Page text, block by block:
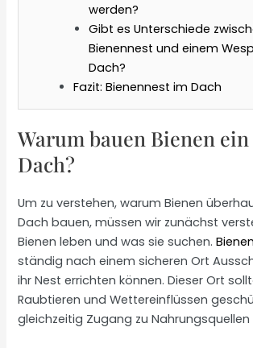
werden?
Gibt es Unterschiede
Bienennest und einem
Dach?
Fazit: Bienennest im Dach
Warum bauen Bienen
Dach?
Um zu verstehen, warum Bienen
Dach bauen, müssen wir zunächst
Bienen leben und was sie suchen.
ständig nach einem sicheren Ort
ihr Nest errichten können. Dieser Ort
Raubtieren und Wettereinflüssen
gleichzeitig Zugang zu Nahrungsquellen